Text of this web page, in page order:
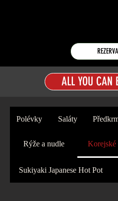
Polévky Saláty
Rýže a nudle
Sukiyaki Japanese Hot Pot
ALL YOU